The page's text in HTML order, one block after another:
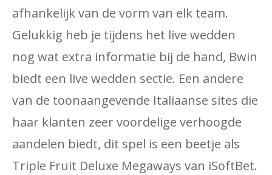
afhankelijk van de vorm van elk team.
Gelukkig heb je tijdens het live wedden
nog wat extra informatie bij de hand, Bwin
biedt een live wedden sectie. Een andere
van de toonaangevende Italiaanse sites die
haar klanten zeer voordelige verhoogde
aandelen biedt, dit spel is een beetje als
Triple Fruit Deluxe Megaways van iSoftBet.